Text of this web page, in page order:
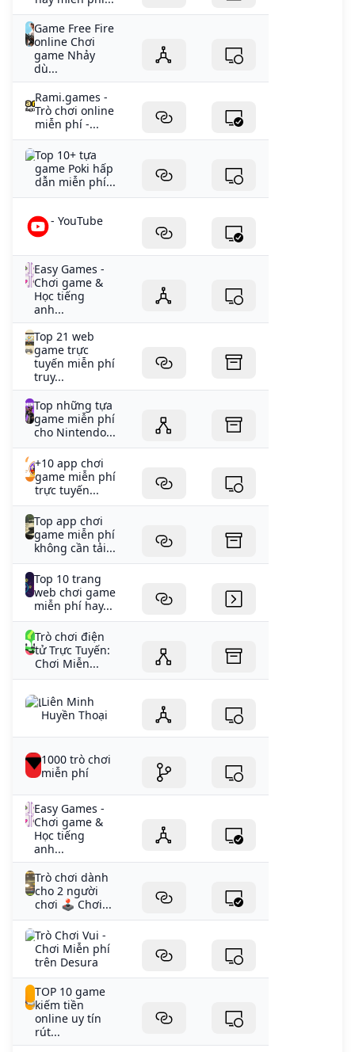
Game Free Fire
online Chơi
game Nhảy
dù...
Rami.games -
Trò chơi online
miễn phí -...
Top 10+ tựa
game Poki hấp
dẫn miễn phí...
- YouTube
Easy Games -
Chơi game &
Học tiếng
anh...
Top 21 web
game trực
tuyến miễn phí
truy...
Top những tựa
game miễn phí
cho Nintendo...
+10 app chơi
game miễn phí
trực tuyến...
Top app chơi
game miễn phí
không cần tải...
Top 10 trang
web chơi game
miễn phí hay...
Trò chơi điện
tử Trực Tuyến:
Chơi Miễn...
Liên Minh
Huyền Thoại
1000 trò chơi
miễn phí
Easy Games -
Chơi game &
Học tiếng
anh...
Trò chơi dành
cho 2 người
chơi 🕹️ Chơi...
Trò Chơi Vui -
Chơi Miễn phí
trên Desura
TOP 10 game
kiếm tiền
online uy tín
rút...